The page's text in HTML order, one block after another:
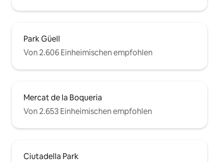
Park Güell
Von 2.606 Einheimischen empfohlen
Mercat de la Boqueria
Von 2.653 Einheimischen empfohlen
Ciutadella Park